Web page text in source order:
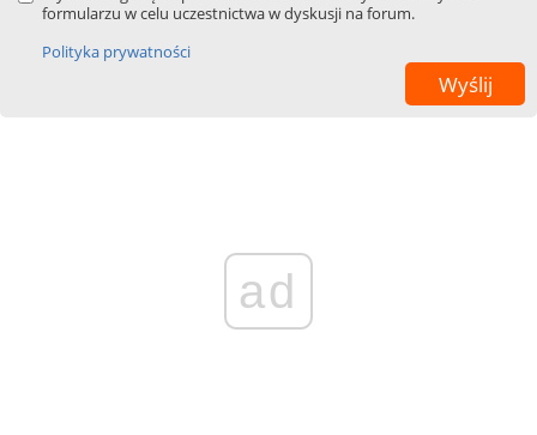
formularzu w celu uczestnictwa w dyskusji na forum.
Polityka prywatności
ad